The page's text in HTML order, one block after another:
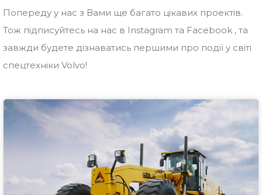
Попереду у нас з Вами ще багато цікавих проектів.
Тож підписуйтесь на нас в Instagram та Facebook , та
завжди будете дізнаватись першими про події у світі
спецтехніки Volvo!